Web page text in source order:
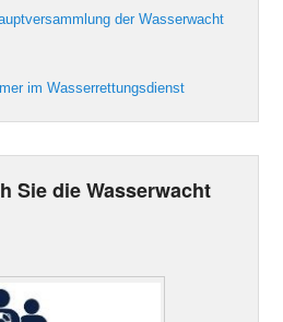
der Wasserwacht
im Wasserrettungsdienst
Sie die Wasserwacht